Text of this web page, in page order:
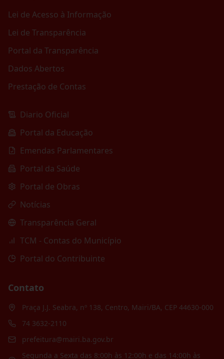
Lei de Acesso à Informação
Lei de Transparência
Portal da Transparência
Dados Abertos
Prestação de Contas
Diario Oficial
Portal da Educação
Emendas Parlamentares
Portal da Saúde
Portal de Obras
Notícias
Transparência Geral
TCM - Contas do Município
Portal do Contribuinte
Contato
Praça J.J. Seabra, nº 138, Centro, Mairi/BA, CEP 44630-000
74 3632-2110
prefeitura@mairi.ba.gov.br
Segunda a Sexta das 8:00h às 12:00h e das 14:00h às